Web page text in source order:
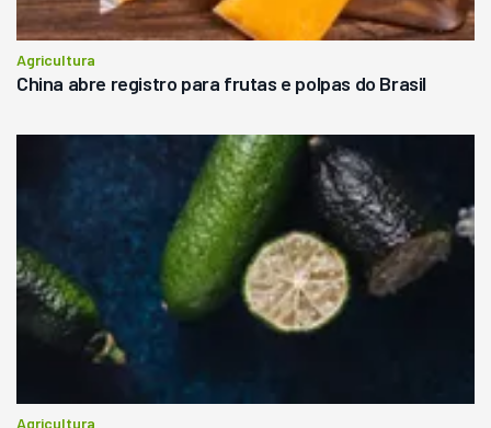
Agricultura
China abre registro para frutas e polpas do Brasil
Agricultura